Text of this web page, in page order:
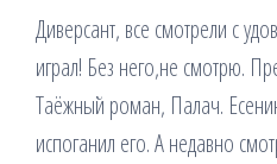
Диверсант, все смотрели с
играл! Без него,не смотрю.
Таёжный роман, Палач.
испоганил его. А недавно